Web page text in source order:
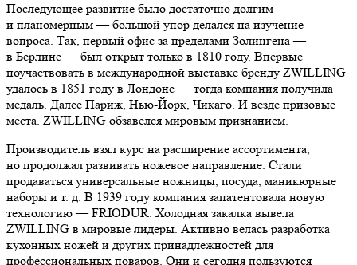
Последующее развитие было достаточно долгим
и планомерным — большой упор делался на изучение
вопроса. Так, первый офис за пределами Золингена —
в Берлине — был открыт только в 1810 году. Впервые
поучаствовать в международной выставке бренду ZWILLING
удалось в 1851 году в Лондоне — тогда компания получила
медаль. Далее Париж, Нью-Йорк, Чикаго. И везде призовые
места. ZWILLING обзавелся мировым признанием.
Производитель взял курс на расширение ассортимента,
но продолжал развивать ножевое направление. Стали
продаваться универсальные ножницы, посуда, маникюрные
наборы и т. д. В 1939 году компания запатентовала новую
технологию — FRIODUR. Холодная закалка вывела
ZWILLING в мировые лидеры. Активно велась разработка
кухонных ножей и других принадлежностей для
профессиональных поваров. Они и сегодня пользуются